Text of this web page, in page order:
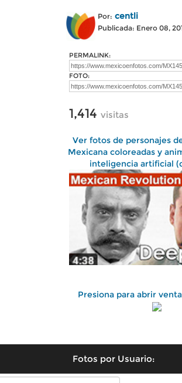
Por: centli
Publicada: Enero 08,
PERMALINK:
FOTO:
1,414 visitas
Ver fotos de personajes
Mexicana coloreadas y
inteligencia artificial
Presiona para abrir
Fotos por Usuario: